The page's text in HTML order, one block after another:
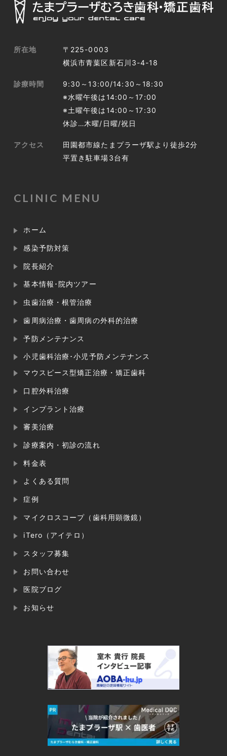
所在地
〒225-0003
横浜市青葉区新石川3-4-18
診療時間
9:30～13:00/14:30～18:30
※水曜午後は14:00～17:00
※土曜午後は14:00～17:30
休診…木曜/日曜/祝日
アクセス
田園都市線たまプラーザ駅より徒歩2分
平置き駐車場3台有
CLINIC MENU
ホーム
感染予防対策
院長紹介
基本情報･院内ツアー
虫歯治療・根管治療
歯周病治療・歯周病の外科的治療
予防メンテナンス
小児歯科治療･小児予防メンテナンス
マウスピース型矯正治療・矯正歯科
口腔外科治療
インプラント治療
審美治療
診療案内・初診の流れ
料金表
よくある質問
症例
マイクロスコープ（歯科用顕微鏡）
iTero（アイテロ）
スタッフ募集
お問い合わせ
医院ブログ
お知らせ